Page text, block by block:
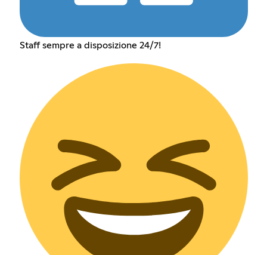
Staff sempre a disposizione 24/7!